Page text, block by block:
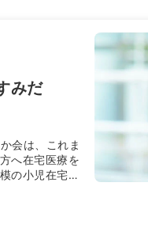
みだ
会は、これま
へ在宅医療を
の小児在宅医
受け入れてい